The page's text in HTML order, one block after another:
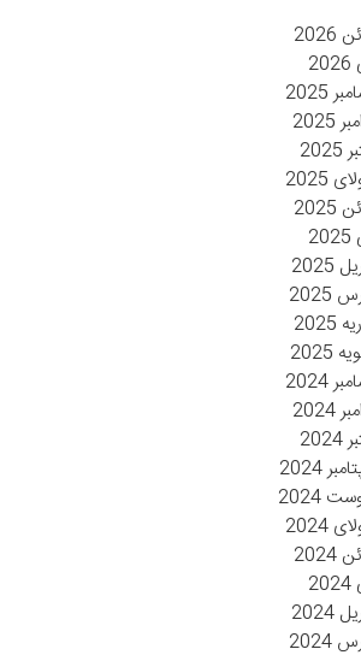
2025
2025
2025
2025
2024
2024
2024
2024
2024
2024
2024
2024